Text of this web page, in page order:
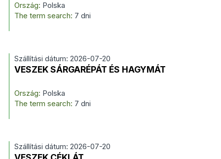
Ország: Polska
The term search: 7 dni
Szállítási dátum: 2026-07-20
VESZEK SÁRGARÉPÁT ÉS HAGYMÁT
Ország: Polska
The term search: 7 dni
Szállítási dátum: 2026-07-20